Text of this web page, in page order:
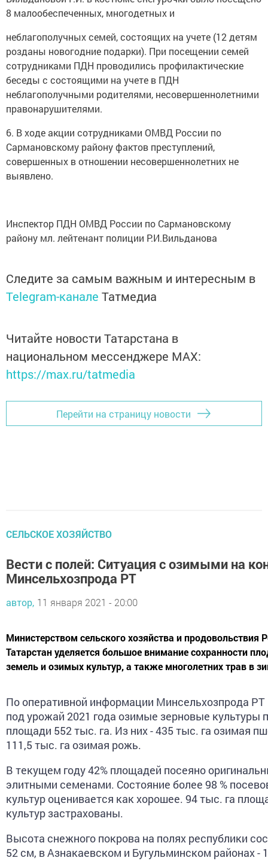
8 малообеспеченных, многодетных и
неблагополучных семей, состоящих на учете (12 детям
розданы новогодние подарки). При посещении семей
сотрудниками ПДН проводились профилактические
беседы с состоящими на учете в ПДН
неблагополучными родителями, несовершеннолетними
правонарушителями.
6. В ходе акции сотрудниками ОМВД России по
Сармановскому району фактов преступлений,
совершенных в отношении несовершеннолетних не
выявлено.
Инспектор ПДН ОМВД России по Сармановскому
району мл. лейтенант полиции Р.И.Вильданова
Следите за самым важным и интересным в
Telegram-канале Татмедиа
Читайте новости Татарстана в
национальном мессенджере MАХ:
https://max.ru/tatmedia
Перейти на страницу новости
СЕЛЬСКОЕ ХОЗЯЙСТВО
Вести с полей: Ситуация с озимыми на
Минсельхозпрода РТ
автор, 11 января 2021 - 20:00
Министерством сельского хозяйства и продовольствия
Татарстан уделяется большое внимание сохранности
земель и озимых культур, а также многолетних трав в
По оперативной информации Минсельхозпрода РТ
под урожай 2021 года озимые зерновые культуры
площади 552 тыс. га. Из них - 435 тыс. га озимая
111,5 тыс. га озимая рожь.
В текущем году 42% площадей посеяно
элитными семенами. Состояние более 98 %
культур оценивается как хорошее. 94 тыс. га
культур застрахованы.
Высота снежного покрова на полях республики
52 см, в Азнакаевском и Бугульминском районах -